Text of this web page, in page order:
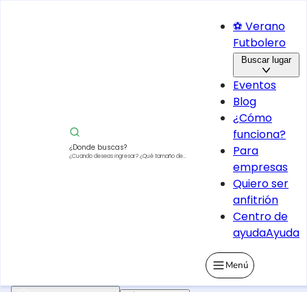
¿Donde buscas?
¿Cuando deseas ingresar?¿Qué tamaño de
⚽ Verano
Futbolero
Buscar lugar
Eventos
Blog
¿Cómo
funciona?
Para
empresas
Quiero ser
anfitrión
Centro de
ayudaAyuda
Menú